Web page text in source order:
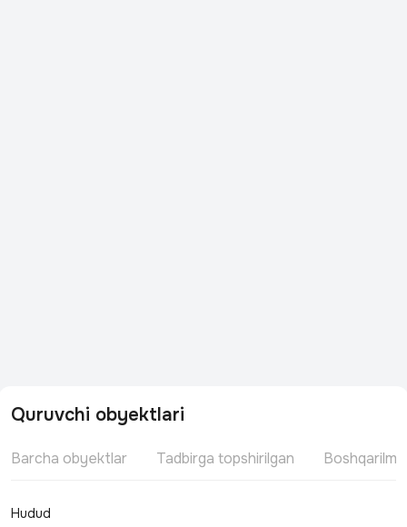
Quruvchi obyektlari
Barcha obyektlar Tadbirga topshirilgan
Hudud